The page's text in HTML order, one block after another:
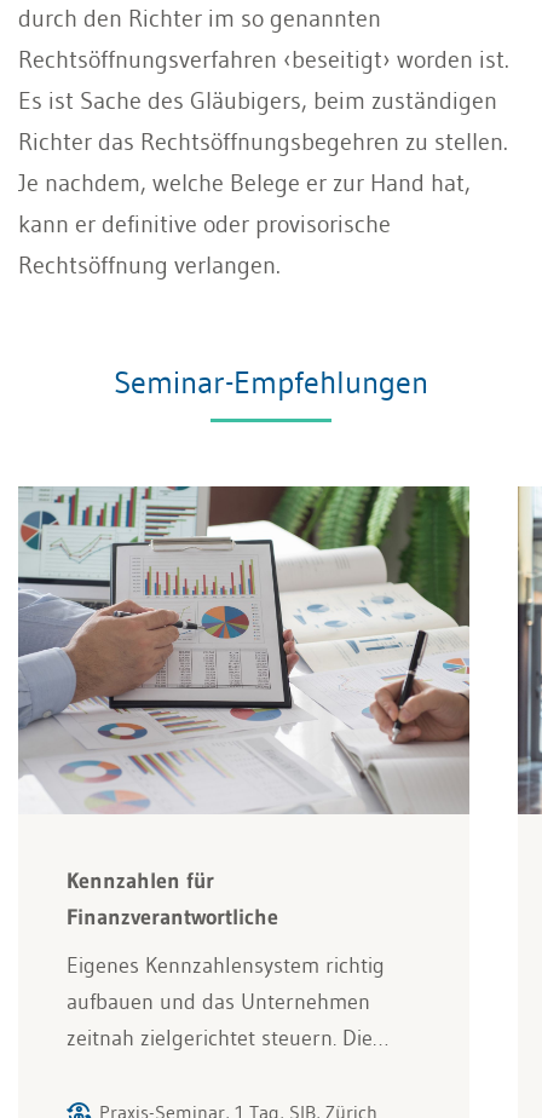
durch den Richter im so genannten
Rechtsöffnungsverfahren ‹beseitigt› worden ist.
Es ist Sache des Gläubigers, beim zuständigen
Richter das Rechtsöffnungsbegehren zu stellen.
Je nachdem, welche Belege er zur Hand hat,
kann er definitive oder provisorische
Rechtsöffnung verlangen.
Seminar-Empfehlungen
Kennzahlen für
Finanzverantwortliche
Eigenes Kennzahlensystem richtig
aufbauen und das Unternehmen
zeitnah zielgerichtet steuern. Die…
Praxis-Seminar, 1 Tag, SIB, Zürich